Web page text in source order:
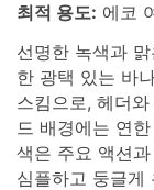
최적 용도: 에코
선명한 녹색과
한 광택 있는 바
스킴으로, 헤더
드 배경에는 연
색은 주요 액션
심플하고 둥글게